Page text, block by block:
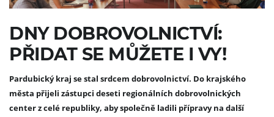
DNY DOBROVOLNICTVÍ:
PŘIDAT SE MŮŽETE I VY!
Pardubický kraj se stal srdcem dobrovolnictví. Do krajského
města přijeli zástupci deseti regionálních dobrovolnických
center z celé republiky, aby společně ladili přípravy na další